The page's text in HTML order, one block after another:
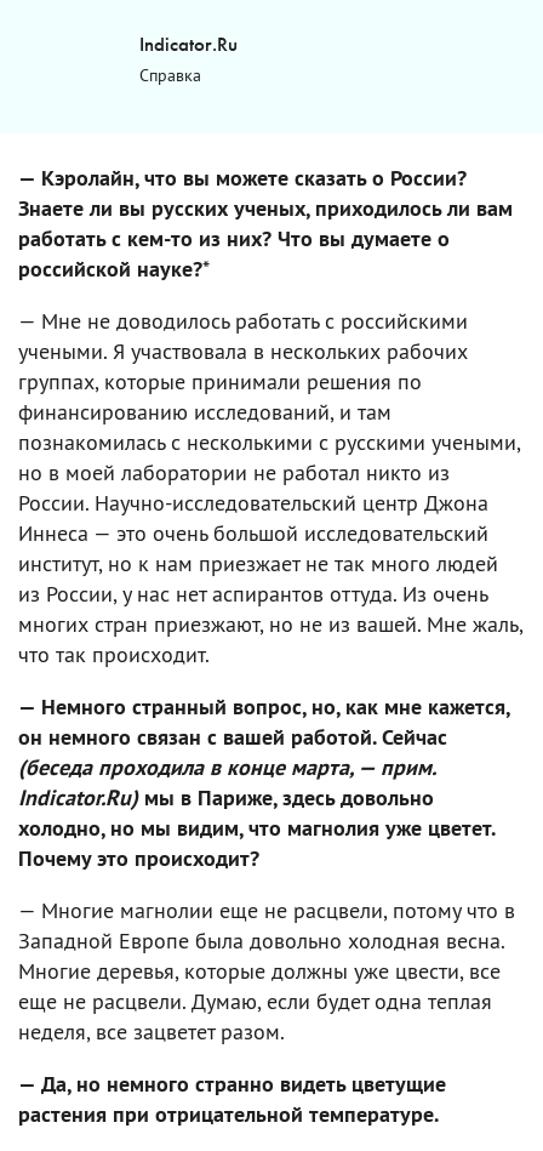
Indicator.Ru
Справка
— Кэролайн, что вы можете сказать о России?
Знаете ли вы русских ученых, приходилось ли вам
работать с кем-то из них? Что вы думаете о
российской науке?*
— Мне не доводилось работать с российскими
учеными. Я участвовала в нескольких рабочих
группах, которые принимали решения по
финансированию исследований, и там
познакомилась с несколькими с русскими учеными,
но в моей лаборатории не работал никто из
России. Научно-исследовательский центр Джона
Иннеса — это очень большой исследовательский
институт, но к нам приезжает не так много людей
из России, у нас нет аспирантов оттуда. Из очень
многих стран приезжают, но не из вашей. Мне жаль,
что так происходит.
— Немного странный вопрос, но, как мне кажется,
он немного связан с вашей работой. Сейчас
(беседа проходила в конце марта, — прим.
Indicator.Ru)мы в Париже, здесь довольно
холодно, но мы видим, что магнолия уже цветет.
Почему это происходит?
— Многие магнолии еще не расцвели, потому что в
Западной Европе была довольно холодная весна.
Многие деревья, которые должны уже цвести, все
еще не расцвели. Думаю, если будет одна теплая
неделя, все зацветет разом.
— Да, но немного странно видеть цветущие
растения при отрицательной температуре.